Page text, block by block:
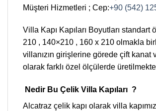
Müşteri Hizmetleri ; Cep:+90 (542)
Villa Kapı Kapıları Boyutları standart
210 , 140×210 , 160 x 210 olmakla
villanızın girişlerine görede çift kanat
olarak farklı özel ölçülerde
Nedir Bu Çelik Villa Kapıları ?
Alcatraz çelik kapı olarak villa